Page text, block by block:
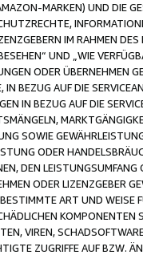
MARKEN) UND DIE
IM RAHMEN
UND „WIE
ODER ÜBERNEHMEN
BEZUG AUF DIE
IN BEZUG AUF DIE
SOWIE
ODER
DEN
ODER LIZENZGEBER
ART UND
VIREN,
ZUGRIFFE AUF BZW.